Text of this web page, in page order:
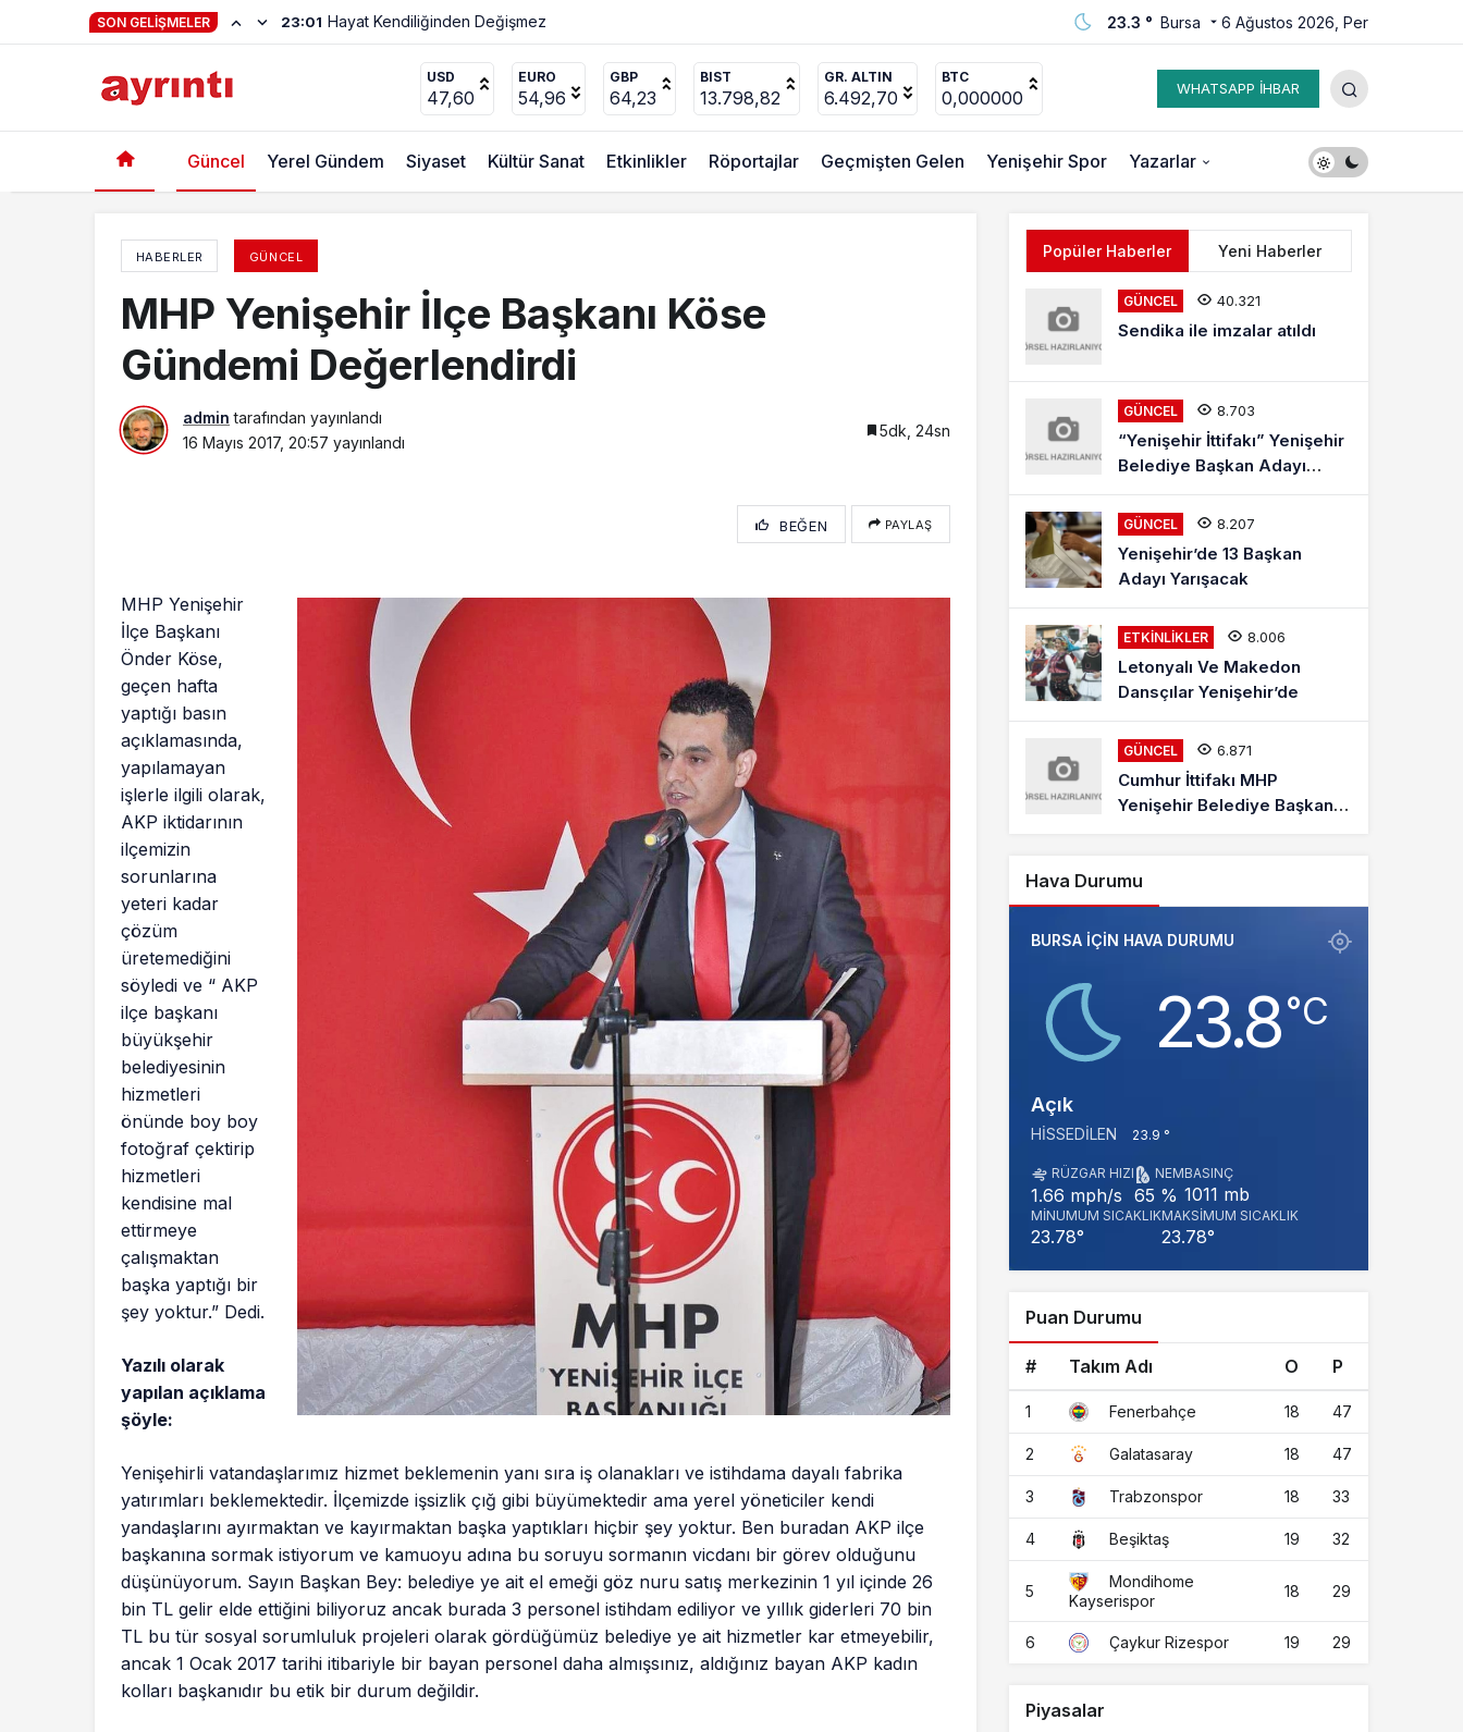
SON GELIŞMELER 22:56 Haftanın Şiiri Adnan Yücel’den 23.3 ° Bursa 6 Ağustos 2026, Per
USD
47,60
EURO
54,96
GBP
64,23
BIST
13.798,82
GR. ALTIN
6.492,70
BTC
0,000000 WHATSAPP İHBAR
Güncel Yerel Gündem Siyaset Kültür Sanat Etkinlikler Röportajlar Geçmişten Gelen Yenişehir Spor Yazarlar
HABERLER GÜNCEL
MHP Yenişehir İlçe Başkanı Köse
Gündemi Değerlendirdi
admin tarafından yayınlandı
16 Mayıs 2017, 20:57 yayınlandı
5dk, 24sn
BEĞEN PAYLAŞ
MHP Yenişehir
İlçe Başkanı
Önder Köse,
geçen hafta
yaptığı basın
açıklamasında,
yapılamayan
işlerle ilgili olarak,
AKP iktidarının
ilçemizin
sorunlarına
yeteri kadar
çözüm
üretemediğini
söyledi ve “ AKP
ilçe başkanı
büyükşehir
belediyesinin
hizmetleri
önünde boy boy
fotoğraf çektirip
hizmetleri
kendisine mal
ettirmeye
çalışmaktan
başka yaptığı bir
şey yoktur.” Dedi.
Yazılı olarak
yapılan açıklama
şöyle:
Yenişehirli vatandaşlarımız hizmet beklemenin yanı sıra iş olanakları ve istihdama dayalı fabrika
yatırımları beklemektedir. İlçemizde işsizlik çığ gibi büyümektedir ama yerel yöneticiler kendi
yandaşlarını ayırmaktan ve kayırmaktan başka yaptıkları hiçbir şey yoktur. Ben buradan AKP ilçe
başkanına sormak istiyorum ve kamuoyu adına bu soruyu sormanın vicdanı bir görev olduğunu
düşünüyorum. Sayın Başkan Bey: belediye ye ait el emeği göz nuru satış merkezinin 1 yıl içinde 26
bin TL gelir elde ettiğini biliyoruz ancak burada 3 personel istihdam ediliyor ve yıllık giderleri 70 bin
TL bu tür sosyal sorumluluk projeleri olarak gördüğümüz belediye ye ait hizmetler kar etmeyebilir,
ancak 1 Ocak 2017 tarihi itibariyle bir bayan personel daha almışsınız, aldığınız bayan AKP kadın
kolları başkanıdır bu etik bir durum değildir.
Popüler Haberler Yeni Haberler
GÜNCEL 40.321
Sendika ile imzalar atıldı
GÜNCEL 8.703
“Yenişehir İttifakı” Yenişehir
Belediye Başkan Adayı
Mehmet Kaya Röportajı
GÜNCEL 8.207
Yenişehir’de 13 Başkan
Adayı Yarışacak
ETKINLIKLER 8.006
Letonyalı Ve Makedon
Dansçılar Yenişehir’de
GÜNCEL 6.871
Cumhur İttifakı MHP
Yenişehir Belediye Başkan
Hava Durumu
BURSA IÇIN HAVA DURUMU
23.8‎°C
Açık
HISSEDILEN 23.9 °
RÜZGAR HIZI
1.66 mph/s
NEM
65 %
BASINÇ
1011 mb
MINUMUM SICAKLIK
23.78°
MAKSIMUM SICAKLIK
23.78°
Puan Durumu
# Takım Adı O P
1 Fenerbahçe 18 47
2 Galatasaray 18 47
3 Trabzonspor 18 33
4 Beşiktaş 19 32
5
Mondihome
Kayserispor
18 29
6 Çaykur Rizespor 19 29
Piyasalar
Kadın Korosu’ndan Yenişehir’e Çıkarma